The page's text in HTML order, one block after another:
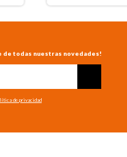
de todas nuestras novedades!
de privacidad